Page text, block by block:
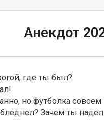
Анекдот
где ты был?
но футболка совсем
Зачем ты